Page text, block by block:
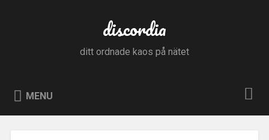
discordia
ditt ordnade kaos på nätet
MENU